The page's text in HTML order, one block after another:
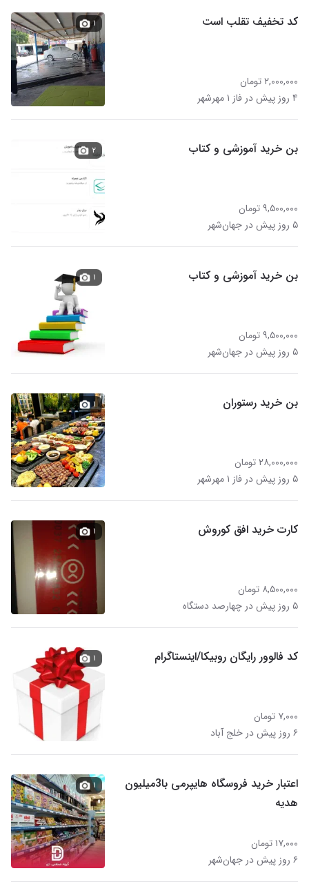
کد تخفیف تقلب است
۲,۰۰۰,۰۰۰ تومان
۴ روز پیش در فاز ۱ مهرشهر
۱
بن خرید آموزشی و کتاب
۹,۵۰۰,۰۰۰ تومان
۵ روز پیش در جهان‌شهر
۲
بن خرید آموزشی و کتاب
۹,۵۰۰,۰۰۰ تومان
۵ روز پیش در جهان‌شهر
۱
بن خرید رستوران
۲۸,۰۰۰,۰۰۰ تومان
۵ روز پیش در فاز ۱ مهرشهر
۱
کارت خرید افق کوروش
۸,۵۰۰,۰۰۰ تومان
۵ روز پیش در چهارصد دستگاه
۱
کد فالوور رایگان روبیکا/اینستاگرام
۷,۰۰۰ تومان
۶ روز پیش در خلج آباد
۱
اعتبار خرید فروسگاه هایپرمی با3میلیون
هدیه
۱۷,۰۰۰ تومان
۶ روز پیش در جهان‌شهر
۱